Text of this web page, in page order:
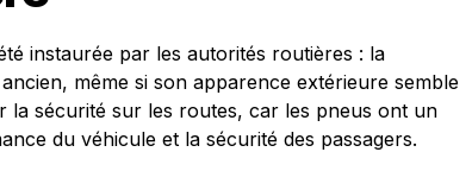
instaurée par les autorités routières : la
même si son apparence extérieure semble
la sécurité sur les routes, car les pneus ont un
du véhicule et la sécurité des passagers.